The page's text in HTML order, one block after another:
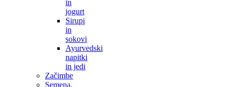
in
jogurt
Sirupi
in
sokovi
Ayurvedski
napitki
in jedi
Začimbe
Semena,